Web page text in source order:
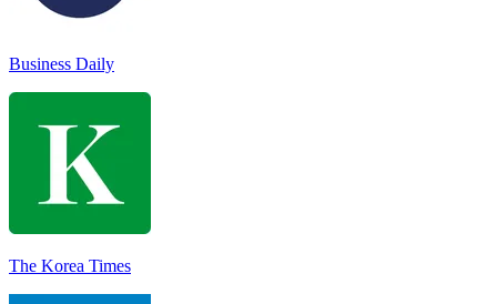
Business Daily
The Korea Times